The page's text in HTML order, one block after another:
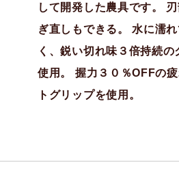
して開発した農具です。
ぎ直しもできる。 水に濡
く、鋭い切れ味３倍持続
使用。 握力３０％OFFの
トグリップを使用。